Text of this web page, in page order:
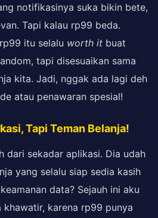
notifikasinya suka bikin bete,
Tapi kalau rp99 beda.
itu selalu worth it buat
tapi disesuaikan sama
kita. Jadi, nggak ada lagi deh
atau penawaran spesial!
Tapi Teman Belanja!
dari sekadar aplikasi. Dia udah
yang selalu siap sedia kasih
data? Sejauh ini aku
khawatir, karena rp99 punya